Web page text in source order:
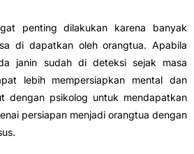
penting dilakukan karena banyak
di dapatkan oleh orangtua. Apabila
janin sudah di deteksi sejak masa
lebih mempersiapkan mental dan
dengan psikolog untuk mendapatkan
persiapan menjadi orangtua dengan